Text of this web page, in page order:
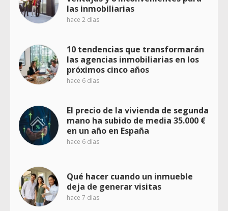
las inmobiliarias
hace 2 días
10 tendencias que transformarán
las agencias inmobiliarias en los
próximos cinco años
hace 6 días
El precio de la vivienda de segunda
mano ha subido de media 35.000 €
en un año en España
hace 6 días
Qué hacer cuando un inmueble
deja de generar visitas
hace 7 días